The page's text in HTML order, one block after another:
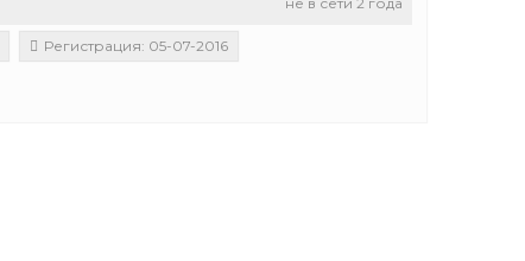
Регистрация: 05-07-2016